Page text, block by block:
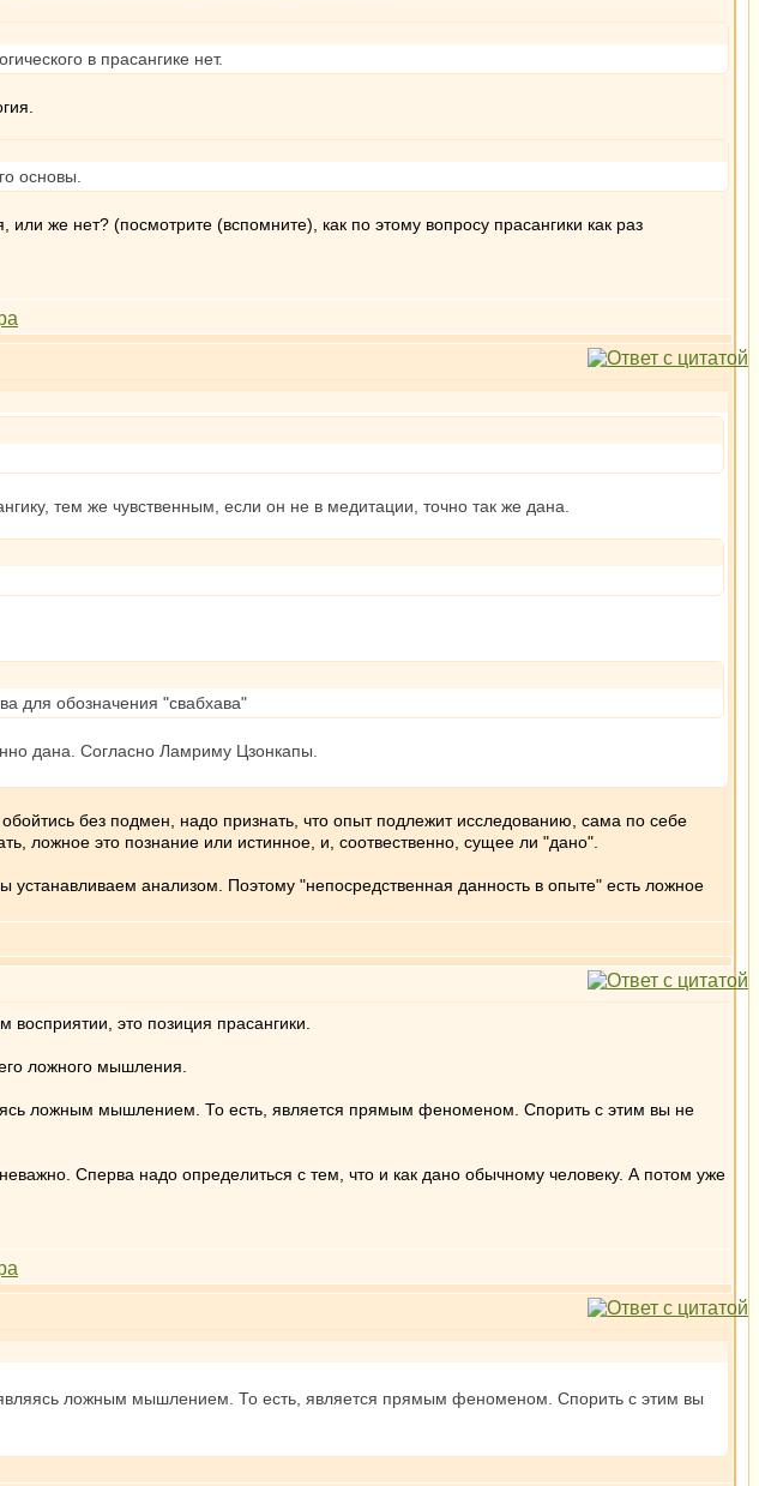
в прасангике нет.
основы.
же нет? (посмотрите (вспомните), как по этому вопросу прасангики как раз
тем же чувственным, если он не в медитации, точно так же дана.
для обозначения "свабхава"
дана. Согласно Ламриму Цзонкапы.
без подмен, надо признать, что опыт подлежит исследованию, сама по себе
ложное это познание или истинное, и, соотвественно, сущее ли "дано".
анализом. Поэтому "непосредственная данность в опыте" есть ложное
это позиция прасангики.
ложного мышления.
ложным мышлением. То есть, является прямым феноменом. Спорить с этим вы не
Сперва надо определиться с тем, что и как дано обычному человеку. А потом уже
ложным мышлением. То есть, является прямым феноменом. Спорить с этим вы